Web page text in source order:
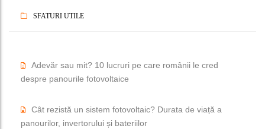
SFATURI UTILE
Adevăr sau mit? 10 lucruri pe care românii le cred
despre panourile fotovoltaice
Cât rezistă un sistem fotovoltaic? Durata de viață a
panourilor, invertorului și bateriilor